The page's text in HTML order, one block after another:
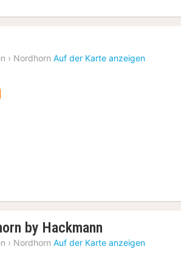
› Nordhorn Auf der Karte anzeigen
by Hackmann
Nacht
› Nordhorn Auf der Karte anzeigen